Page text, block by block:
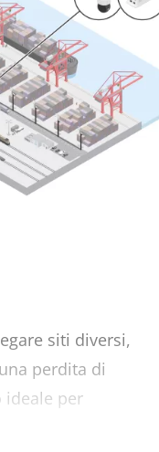
siti diversi,
perdita di
ideale per